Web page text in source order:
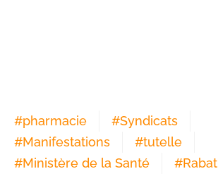
#pharmacie #Syndicats
#Manifestations #tutelle
#Ministère de la Santé #Rabat